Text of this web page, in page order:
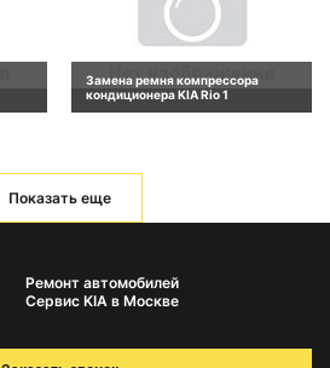
Замена ремня компрессора
кондиционера KIA Rio 1
Показать еще
Ремонт автомобилей
Сервис KIA в Москве